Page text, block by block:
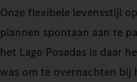
Onze flexibele levensstijl
plannen spontaan aan te
het Lago Posadas is daar
was om te overnachten bij